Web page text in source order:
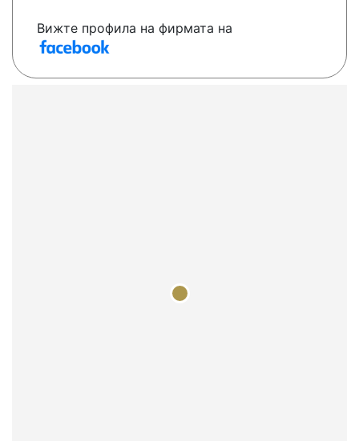
Вижте профила на фирмата на